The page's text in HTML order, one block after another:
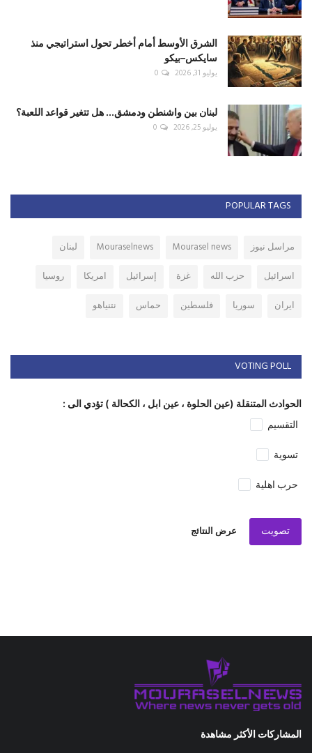
الشرق الأوسط أمام أخطر تحول استراتيجي منذ
سايكس–بيكو
يوليو 31, 2026 0
لبنان بين واشنطن ودمشق... هل تتغير قواعد اللعبة؟
يوليو 25, 2026 0
POPULAR TAGS
مراسل نيوز Mourasel news
Mouraselnews
لبنان
اسرائيل
حزب الله غزة إسرائيل امريكا
روسيا
ايران
سوريا فلسطين حماس نتنياهو
VOTING POLL
الحوادث المتنقلة (عين الحلوة ، عين ابل ، الكحالة ) تؤدي الى :
التقسيم
تسوية
حرب اهلية
تصويت عرض النتائج
المشاركات الأكثر مشاهدة